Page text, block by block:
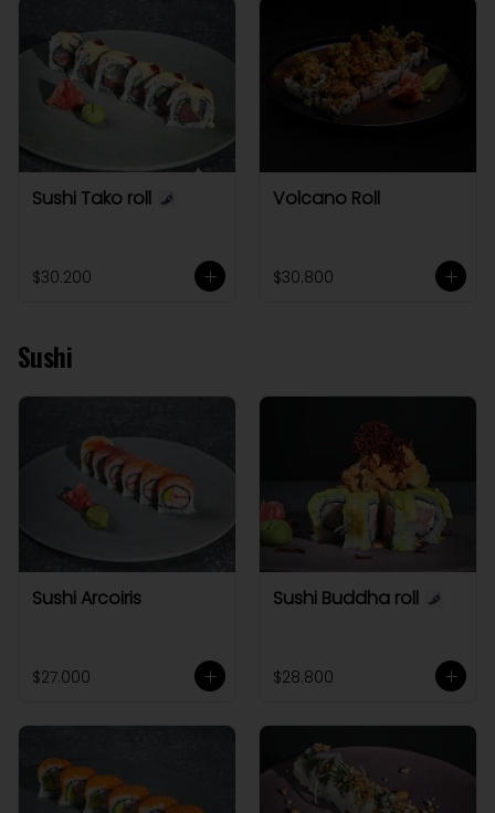
Sushi Tako roll
$30.200
Volcano Roll
$30.800
Sushi
Sushi Arcoiris
$27.000
Sushi Buddha roll
$28.800